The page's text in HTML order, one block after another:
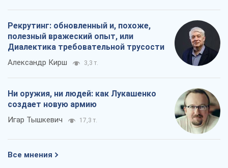
Рекрутинг: обновленный и, похоже,
полезный вражеский опыт, или
Диалектика требовательной трусости
Александр Кирш 3,3 т.
Ни оружия, ни людей: как Лукашенко
создает новую армию
Игар Тышкевич 17,3 т.
Все мнения